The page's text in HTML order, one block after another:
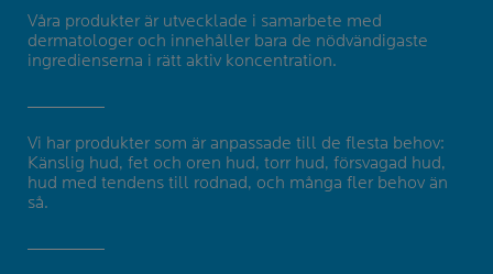
Våra produkter är utvecklade i samarbete med
dermatologer och innehåller bara de nödvändigaste
ingredienserna i rätt aktiv koncentration.
Vi har produkter som är anpassade till de flesta behov:
Känslig hud, fet och oren hud, torr hud, försvagad hud,
hud med tendens till rodnad, och många fler behov än
så.